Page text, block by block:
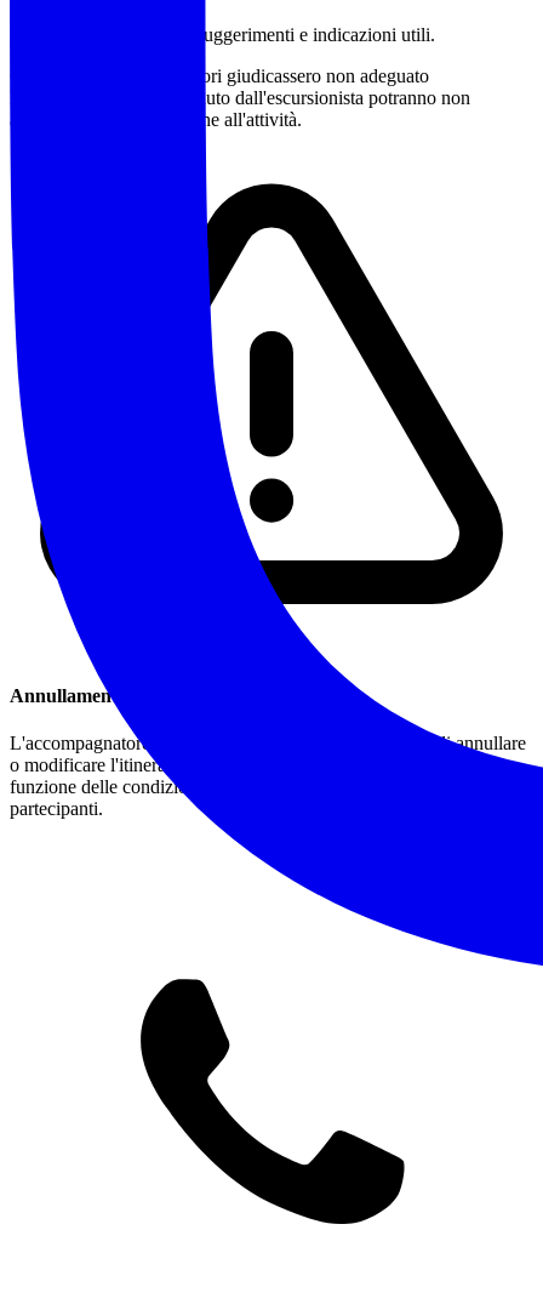
Sono a disposizione per suggerimenti e indicazioni utili.
Qualora gli accompagnatori giudicassero non adeguato
l'equipaggiamento posseduto dall'escursionista potranno non
accettarne la partecipazione all'attività.
Annullamento/Modifiche
L'accompagnatore, a sua discrezione, si riserva il diritto di annullare
o modificare l'itinerario proposto per garantire la sicurezza, in
funzione delle condizioni meteo, del sentiero o degli stessi
partecipanti.